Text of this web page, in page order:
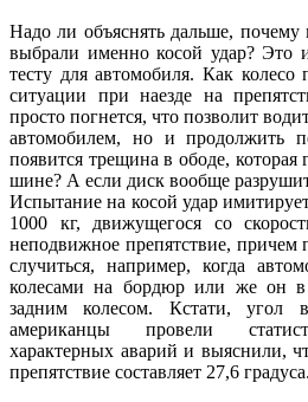
Надо ли объяснять дальше,
выбрали именно косой удар? Это
тесту для автомобиля. Как колесо
ситуации при наезде на
просто погнется, что позволит
автомобилем, но и продолжить
появится трещина в ободе, которая
шине? А если диск вообще
Испытание на косой удар
1000 кг, движущегося со
неподвижное препятствие,
случиться, например, когда
колесами на бордюр или же он в
задним колесом. Кстати,
американцы провели
характерных аварий и выяснили,
препятствие составляет 27,6 градуса.